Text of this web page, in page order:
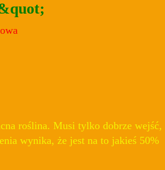
roślina. Musi tylko dobrze wejść,
wynika, że jest na to jakieś 50%